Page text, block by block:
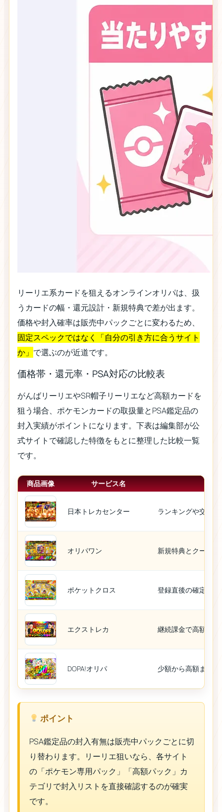
リーリエ系カードを狙えるオンラインオリパは、扱
うカードの幅・還元設計・新規特典で差が出ます。
価格や封入確率は販売中パックごとに変わるため、
固定スペックではなく「自分の引き方に合うサイト
か」 で選ぶのが近道です。
価格帯・還元率・PSA対応の比較表
がんばリーリエやSR帽子リーリエなど高額カードを
狙う場合、ポケモンカードの取扱量とPSA鑑定品の
封入実績がポイントになります。下表は編集部が公
式サイトで確認した特徴をもとに整理した比較一覧
です。
商品画像 サービス名
日本トレカセンター ランキングや交換
オリパワン 新規特典とクーポ
ポケットクロス 登録直後の確定枠
エクストレカ 継続課金で高額パ
DOPA!オリパ 少額から高額まで
ポイント
PSA鑑定品の封入有無は販売中パックごとに切
り替わります。リーリエ狙いなら、各サイト
の「ポケモン専用パック」「高額パック」カ
テゴリで封入リストを直接確認するのが確実
です。